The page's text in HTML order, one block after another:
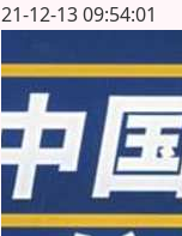
21-12-13 09:54:01